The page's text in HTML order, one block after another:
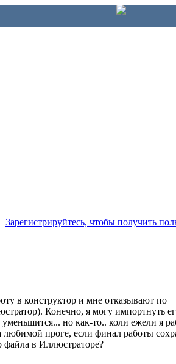
Зарегистрируйтесь, чтобы получить
в конструктор и мне отказывают по
Конечно, я могу импортнуть
но как-то.. коли ежели я
проге, если финал работы
в Иллюстраторе?